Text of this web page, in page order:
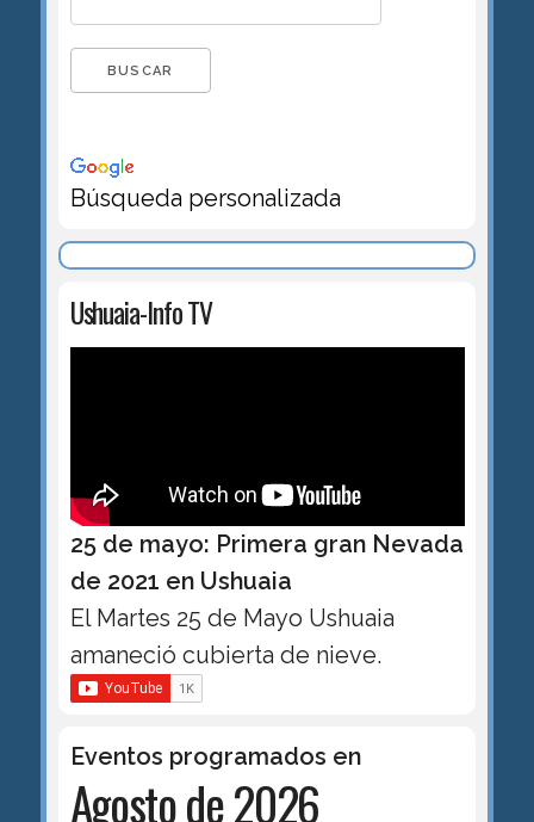
Búsqueda personalizada
Ushuaia-Info TV
25 de mayo: Primera gran Nevada
de 2021 en Ushuaia
El Martes 25 de Mayo Ushuaia
amaneció cubierta de nieve.
Eventos programados en
Agosto de 2026